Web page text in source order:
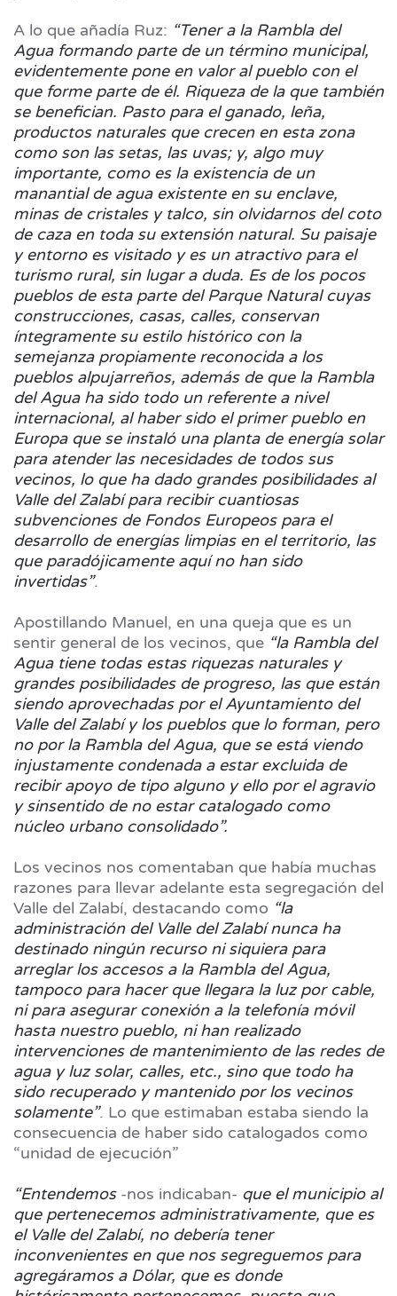
A lo que añadía Ruz: “Tener a la Rambla del
Agua formando parte de un término municipal,
evidentemente pone en valor al pueblo con el
que forme parte de él. Riqueza de la que también
se benefician. Pasto para el ganado, leña,
productos naturales que crecen en esta zona
como son las setas, las uvas; y, algo muy
importante, como es la existencia de un
manantial de agua existente en su enclave,
minas de cristales y talco, sin olvidarnos del coto
de caza en toda su extensión natural. Su paisaje
y entorno es visitado y es un atractivo para el
turismo rural, sin lugar a duda. Es de los pocos
pueblos de esta parte del Parque Natural cuyas
construcciones, casas, calles, conservan
íntegramente su estilo histórico con la
semejanza propiamente reconocida a los
pueblos alpujarreños, además de que la Rambla
del Agua ha sido todo un referente a nivel
internacional, al haber sido el primer pueblo en
Europa que se instaló una planta de energía solar
para atender las necesidades de todos sus
vecinos, lo que ha dado grandes posibilidades al
Valle del Zalabí para recibir cuantiosas
subvenciones de Fondos Europeos para el
desarrollo de energías limpias en el territorio, las
que paradójicamente aquí no han sido
invertidas”.
Apostillando Manuel, en una queja que es un
sentir general de los vecinos, que “la Rambla del
Agua tiene todas estas riquezas naturales y
grandes posibilidades de progreso, las que están
siendo aprovechadas por el Ayuntamiento del
Valle del Zalabí y los pueblos que lo forman, pero
no por la Rambla del Agua, que se está viendo
injustamente condenada a estar excluida de
recibir apoyo de tipo alguno y ello por el agravio
y sinsentido de no estar catalogado como
núcleo urbano consolidado”.
Los vecinos nos comentaban que había muchas
razones para llevar adelante esta segregación del
Valle del Zalabí, destacando como “la
administración del Valle del Zalabí nunca ha
destinado ningún recurso ni siquiera para
arreglar los accesos a la Rambla del Agua,
tampoco para hacer que llegara la luz por cable,
ni para asegurar conexión a la telefonía móvil
hasta nuestro pueblo, ni han realizado
intervenciones de mantenimiento de las redes de
agua y luz solar, calles, etc., sino que todo ha
sido recuperado y mantenido por los vecinos
solamente”. Lo que estimaban estaba siendo la
consecuencia de haber sido catalogados como
“unidad de ejecución”
“Entendemos-nos indicaban- que el municipio al
que pertenecemos administrativamente, que es
el Valle del Zalabí, no debería tener
inconvenientes en que nos segreguemos para
agregáramos a Dólar, que es donde